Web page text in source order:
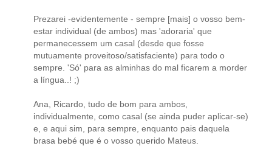
Prezarei -evidentemente - sempre [mais] o vosso bem-
estar individual (de ambos) mas 'adoraria' que
permanecessem um casal (desde que fosse
mutuamente proveitoso/satisfaciente) para todo o
sempre. 'Só' para as alminhas do mal ficarem a morder
a língua..! ;)
Ana, Ricardo, tudo de bom para ambos,
individualmente, como casal (se ainda puder aplicar-se)
e, e aqui sim, para sempre, enquanto pais daquela
brasa bebé que é o vosso querido Mateus.